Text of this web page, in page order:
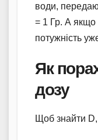
води,
= 1 Гр. А якщо
потужність
Як
дозу
Щоб знайти D,